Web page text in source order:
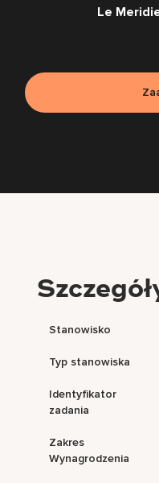
Le
Stanowisko
Typ stanowiska
Identyfikator
zadania
Zakres
Wynagrodzenia